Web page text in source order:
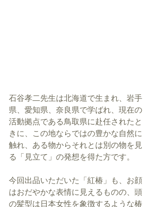
石谷孝二先生は北海道で生まれ、岩手
県、愛知県、奈良県で学ばれ、現在の
活動拠点である鳥取県に赴任されたと
きに、この地ならではの豊かな自然に
触れ、ある物からそれとは別の物を見
る「見立て」の発想を得た方です。
今回出品いただいた「紅椿」も、お顔
はおだやかな表情に見えるものの、頭
の髪型は日本女性を象徴するような椿